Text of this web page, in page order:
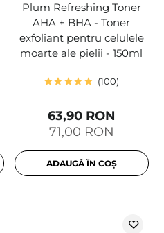
Plum Refreshing Toner
AHA + BHA - Toner
exfoliant pentru celulele
moarte ale pielii - 150ml
100
71,00 RON
63,90 RON
ADAUGĂ ÎN COȘ